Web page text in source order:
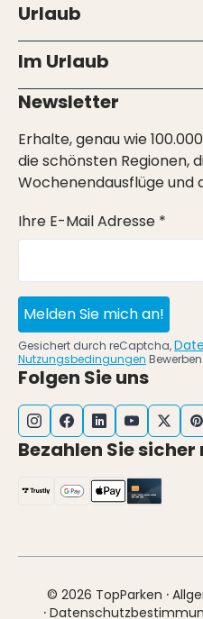
Urlaub
Im Urlaub
Newsletter
Erhalte, genau wie
die schönsten Regionen,
Wochenendausflüge und
Ihre E-Mail Adresse *
Melden Sie mich an!
Gesichert durch reCaptcha,
Nutzungsbedingungen Bewerben.
Folgen Sie uns
Bezahlen Sie
© 2026 TopParken ·
·